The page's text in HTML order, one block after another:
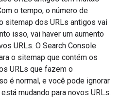
o tempo, o número de
sitemap dos URLs antigos vai
isso, vai haver um aumento
URLs. O Search Console
o sitemap que contém os
URLs que fazem o
é normal, e você pode ignorar
mudando para novos URLs.